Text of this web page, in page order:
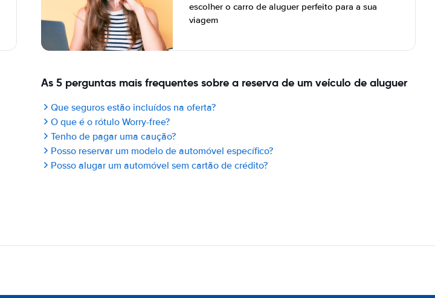
escolher o carro de aluguer perfeito para a sua
viagem
As 5 perguntas mais frequentes sobre a reserva de um veículo de aluguer
Que seguros estão incluídos na oferta?
O que é o rótulo Worry-free?
Tenho de pagar uma caução?
Posso reservar um modelo de automóvel específico?
Posso alugar um automóvel sem cartão de crédito?